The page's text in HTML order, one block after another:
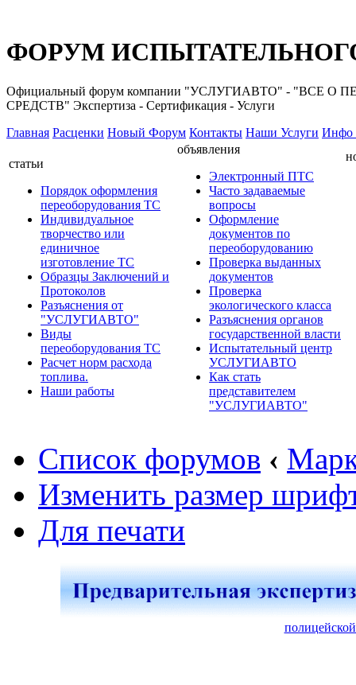
ФОРУМ
Официальный форум компании "УСЛУГИАВТО" -
СРЕДСТВ" Экспертиза - Сертификация - Услуги
Главная Расценки Новый Форум Контакты Наши Услуги Инфо
статьи
Порядок оформления
переоборудования ТС
Индивидуальное
творчество или
единичное
изготовление ТС
Образцы Заключений и
Протоколов
Разъяснения от
"УСЛУГИАВТО"
Виды
переоборудования ТС
Расчет норм расхода
топлива.
Наши работы
объявления
Электронный ПТС
Часто задаваемые
вопросы
Оформление
документов по
переоборудованию
Проверка выданных
документов
Проверка
экологического класса
Разъяснения органов
государственной власти
Испытательный центр
УСЛУГИАВТО
Как стать
представителем
"УСЛУГИАВТО"
Список форумов ‹
Изменить размер
Для печати